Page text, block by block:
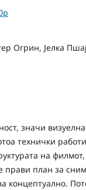
Огрин, Јелка
значи визуелна
технички
на филмот,
прави план за
концептуално.